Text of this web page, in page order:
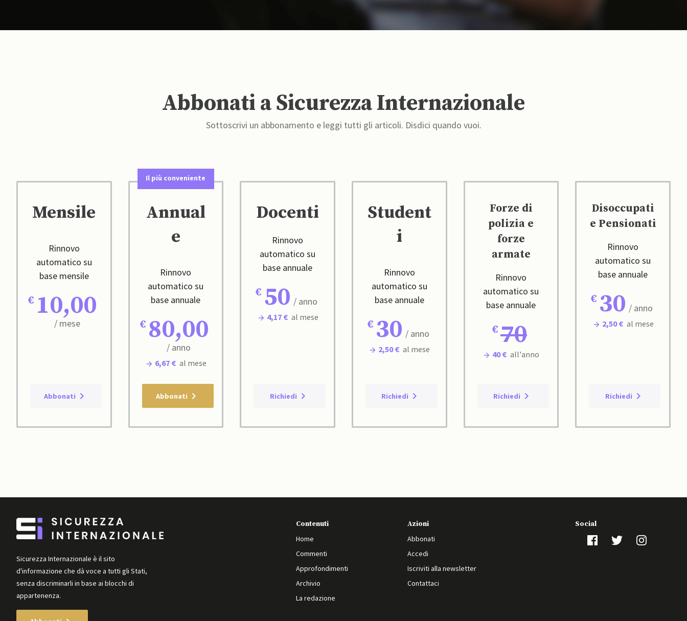
Abbonati a Sicurezza Internazionale
Sottoscrivi un abbonamento e leggi tutti gli articoli. Disdici quando vuoi.
Mensile
Rinnovo
automatico su
base mensile
10,00
/ mese
Abbonati
Il più conveniente
Annual
e
Rinnovo
automatico su
base annuale
80,00
/ anno
6,67 € al mese
Abbonati
Docenti
Rinnovo
automatico su
base annuale
50 / anno
4,17 € al mese
Richiedi
Student
i
Rinnovo
automatico su
base annuale
30 / anno
2,50 € al mese
Richiedi
Forze di
polizia e
forze
armate
Rinnovo
automatico su
base annuale
70
40 € all'anno
Richiedi
Disoccupati
e Pensionati
Rinnovo
automatico su
base annuale
30 / anno
2,50 € al mese
Richiedi
Sicurezza Internazionale è il sito
d'informazione che dà voce a tutti gli Stati,
senza discriminarli in base ai blocchi di
appartenenza.
Contenuti
Home
Commenti
Approfondimenti
Archivio
La redazione
Azioni
Abbonati
Accedi
Iscriviti alla newsletter
Contattaci
Social